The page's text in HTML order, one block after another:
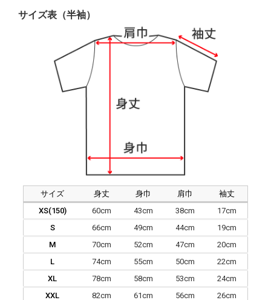
サイズ表（半袖）
サイズ 身丈 身巾 肩巾
袖丈
XS(150)
60cm 43cm 38cm
17cm
S
66cm 49cm 44cm
19cm
M
70cm 52cm 47cm
20cm
L
74cm 55cm 50cm
22cm
XL
78cm 58cm 53cm
24cm
XXL
82cm 61cm 56cm 26cm